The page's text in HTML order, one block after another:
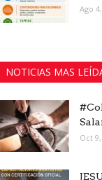
Ago
NOTICIAS MAS
Oct